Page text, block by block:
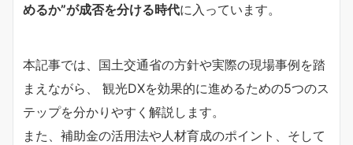
めるか”が成否を分ける時代に入っています。
本記事では、国土交通省の方針や実際の現場事例を踏
まえながら、 観光DXを効果的に進めるための5つのス
テップを分かりやすく解説します。
また、補助金の活用法や人材育成のポイント、そして